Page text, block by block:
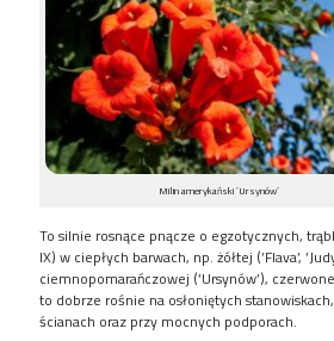
Milin amerykański ’Ursynów’
To silnie rosnące pnącze o egzotycznych,
IX) w ciepłych barwach, np. żółtej (’Flava’, ’
ciemnopomarańczowej (’Ursynów’), czerwon
to dobrze rośnie na osłoniętych
ścianach oraz przy mocnych podporach.